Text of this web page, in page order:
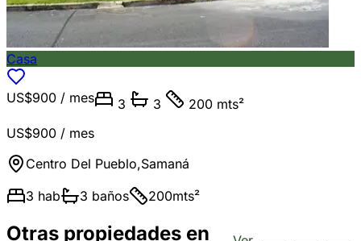
Casa
US$900 / mes 3 3
200 mts²
US$900 / mes
Centro Del Pueblo,Samaná
3 hab 3 baños 200mts²
Otras propiedades en